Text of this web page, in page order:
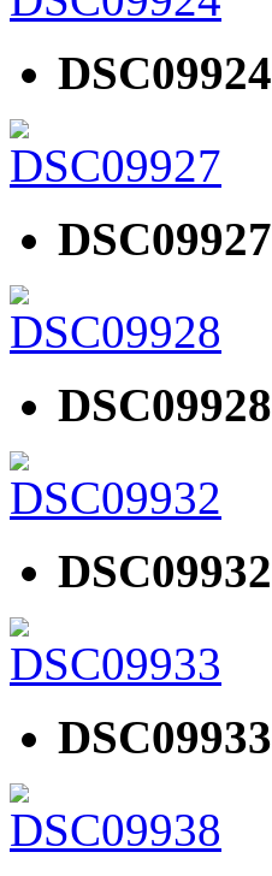
DSC09924
DSC09927
DSC09928
DSC09932
DSC09933